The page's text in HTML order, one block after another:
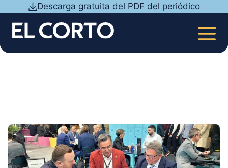
contenido
Descarga gratuita del PDF del periódico